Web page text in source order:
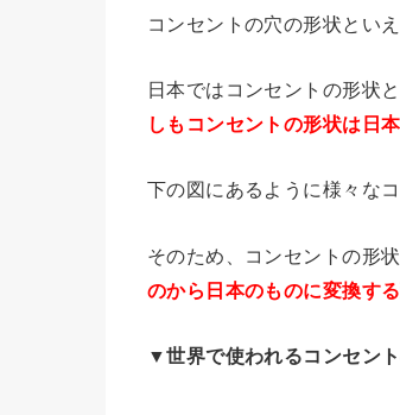
コンセントの穴の形状とい
日本ではコンセントの形状
しもコンセントの形状は日
下の図にあるように様々な
そのため、コンセントの形
のから日本のものに変換す
▼世界で使われるコンセン